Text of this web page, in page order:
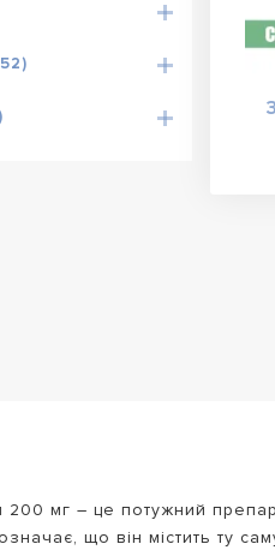
мг – це потужний
що він містить ту